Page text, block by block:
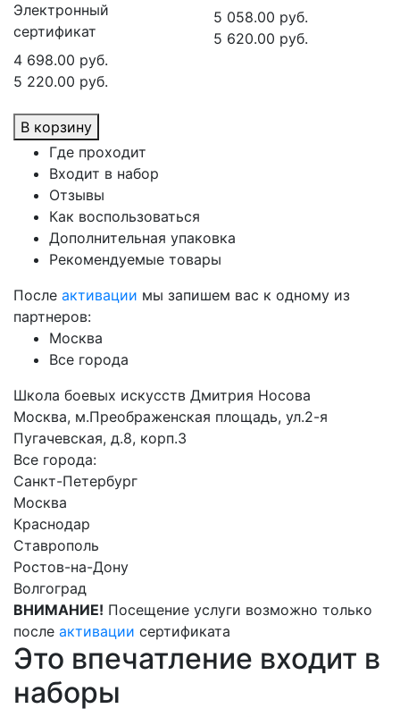
Электронный
сертификат
4 698.00 руб.
5 220.00 руб.
5 058.00 руб.
5 620.00 руб.
В корзину
Где проходит
Входит в набор
Отзывы
Как воспользоваться
Дополнительная упаковка
Рекомендуемые товары
После активации мы запишем вас к одному из
партнеров:
Москва
Все города
Школа боевых искусств Дмитрия Носова
Москва, м.Преображенская площадь, ул.2-я
Пугачевская, д.8, корп.3
Все города:
Санкт-Петербург
Москва
Краснодар
Ставрополь
Ростов-на-Дону
Волгоград
ВНИМАНИЕ! Посещение услуги возможно только
после активации сертификата
Это впечатление входит в
наборы